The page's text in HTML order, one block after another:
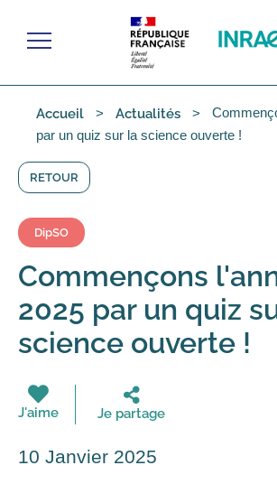
Menu
Accueil Actualités
par un quiz sur la science ouverte !
RETOUR
DipSO
Commençons
2025 par un quiz
science ouverte !
J'aime Je partage
10 Janvier 2025